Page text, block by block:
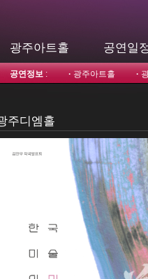
광주아트홀 공연일
공연정보 : · 광주아트홀 ·
주디엠홀